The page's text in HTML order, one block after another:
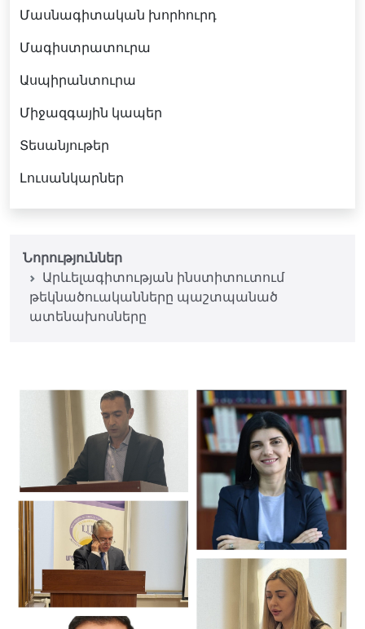
Մասնագիտական խորհուրդ
Մագիստրատուրա
Ասպիրանտուրա
Միջազգային կապեր
Տեսանյութեր
Լուսանկարներ
Նորություններ
Արևելագիտության ինստիտուտում
թեկնածուականները պաշտպանած
ատենախոսները